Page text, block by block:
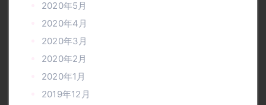
2020年5月
2020年4月
2020年3月
2020年2月
2020年1月
2019年12月